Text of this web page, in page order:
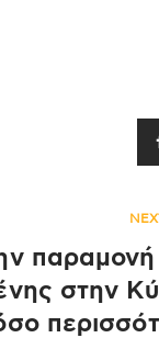
παραμονή
στην